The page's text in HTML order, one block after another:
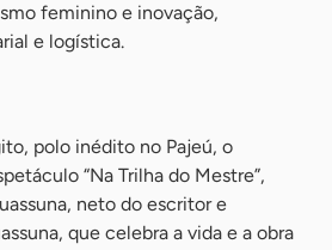
feminino e inovação,
e logística.
polo inédito no Pajeú, o
“Na Trilha do Mestre”,
neto do escritor e
que celebra a vida e a obra